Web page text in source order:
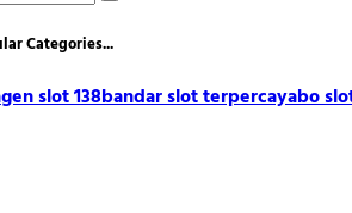
Categories...
slot 138bandar slot terpercayabo